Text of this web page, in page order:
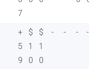
7
+
5
9
$
1
0
$
1
0
- - - -